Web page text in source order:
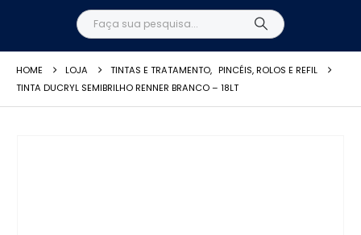
HOME LOJA TINTAS E TRATAMENTO, PINCÉIS, ROLOS E REFIL
TINTA DUCRYL SEMIBRILHO RENNER BRANCO – 18LT